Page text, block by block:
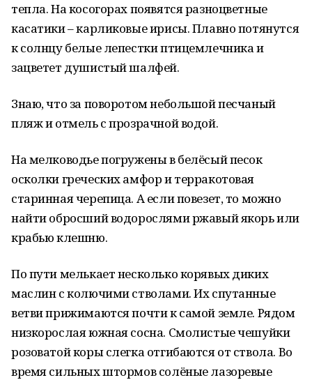
тепла. На косогорах появятся разноцветные
касатики – карликовые ирисы. Плавно потянутся
к солнцу белые лепестки птицемлечника и
зацветет душистый шалфей.
Знаю, что за поворотом небольшой песчаный
пляж и отмель с прозрачной водой.
На мелководье погружены в белёсый песок
осколки греческих амфор и терракотовая
старинная черепица. А если повезет, то можно
найти обросший водорослями ржавый якорь или
крабью клешню.
По пути мелькает несколько корявых диких
маслин с колючими стволами. Их спутанные
ветви прижимаются почти к самой земле. Рядом
низкорослая южная сосна. Смолистые чешуйки
розоватой коры слегка отгибаются от ствола. Во
время сильных штормов солёные лазоревые